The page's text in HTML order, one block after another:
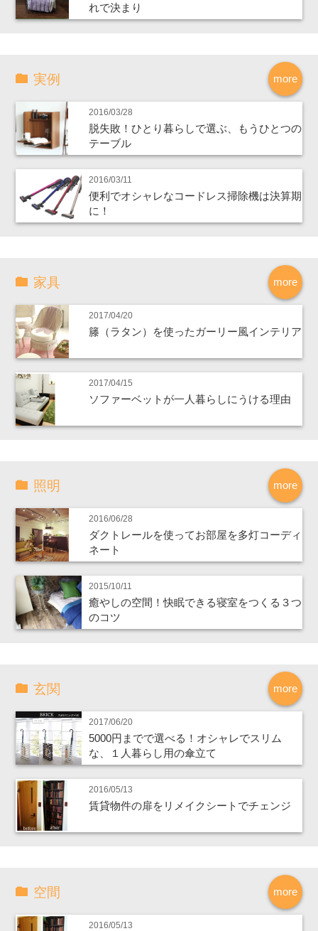
れで決まり
more
実例
2016/03/28
脱失敗！ひとり暮らしで選ぶ、もうひとつの
テーブル
2016/03/11
便利でオシャレなコードレス掃除機は決算期
に！
more
家具
2017/04/20
籐（ラタン）を使ったガーリー風インテリア
2017/04/15
ソファーベットが一人暮らしにうける理由
more
照明
2016/06/28
ダクトレールを使ってお部屋を多灯コーディ
ネート
2015/10/11
癒やしの空間！快眠できる寝室をつくる３つ
のコツ
more
玄関
2017/06/20
5000円までで選べる！オシャレでスリム
な、１人暮らし用の傘立て
2016/05/13
賃貸物件の扉をリメイクシートでチェンジ
more
空間
2016/05/13